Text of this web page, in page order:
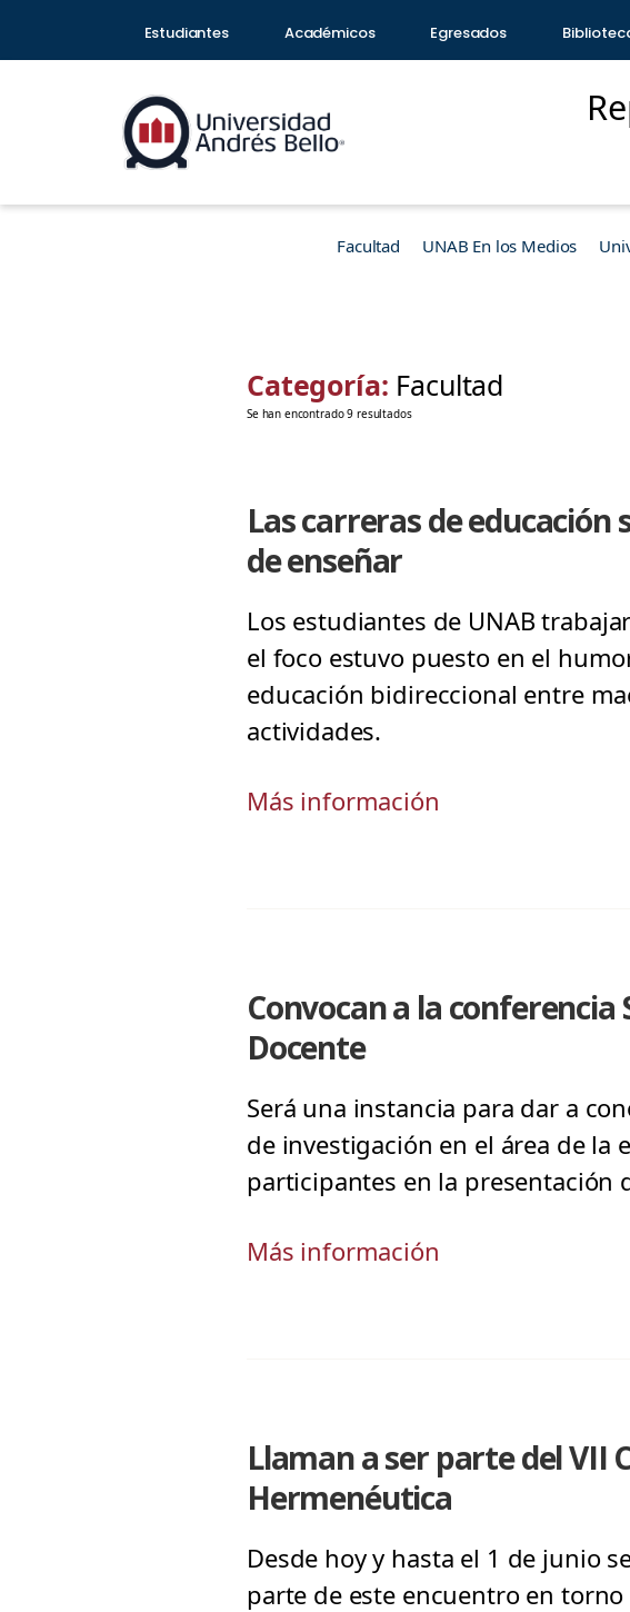
Estudiantes Académicos Egresados
Facultad UNAB En los Medios
Categoría: Facultad
Se han encontrado 9 resultados
Las carreras de
de enseñar
Los estudiantes de UNAB
el foco estuvo puesto en el
educación bidireccional entre
actividades.
Más información
Convocan a la
Docente
Será una instancia para dar a
de investigación en el área de la
participantes en la presentación
Más información
Llaman a ser parte del VII
Hermenéutica
Desde hoy y hasta el 1 de junio
parte de este encuentro en